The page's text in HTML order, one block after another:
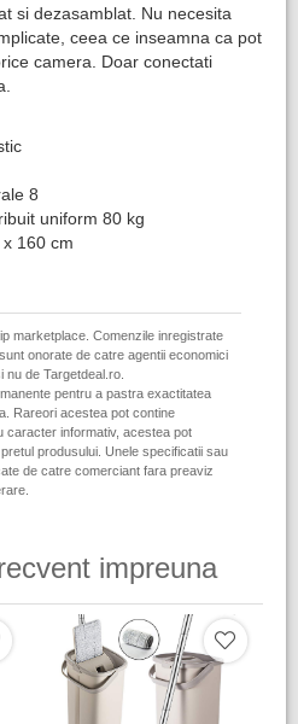
si dezasamblat. Nu necesita
ceea ce inseamna ca pot
camera. Doar conectati
8
uniform 80 kg
160 cm
marketplace. Comenzile inregistrate
onorate de catre agentii economici
nu de Targetdeal.ro.
pentru a pastra exactitatea
Rareori acestea pot contine
caracter informativ, acestea pot
produsului. Unele specificatii sau
de catre comerciant fara preaviz
impreuna